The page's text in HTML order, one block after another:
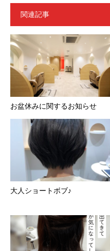
関連記事
お盆休みに関するお知らせ
大人ショートボブ♪